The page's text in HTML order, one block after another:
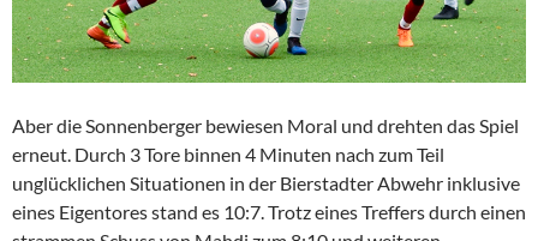
Aber die Sonnenberger bewiesen Moral und drehten das Spiel
erneut. Durch 3 Tore binnen 4 Minuten nach zum Teil
unglücklichen Situationen in der Bierstadter Abwehr inklusive
eines Eigentores stand es 10:7. Trotz eines Treffers durch einen